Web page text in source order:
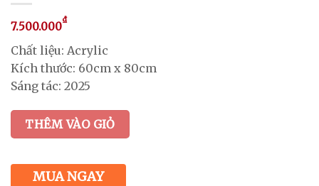
7.500.000₫
Chất liệu: Acrylic
Kích thước: 60cm x 80cm
Sáng tác: 2025
THÊM VÀO GIỎ
MUA NGAY